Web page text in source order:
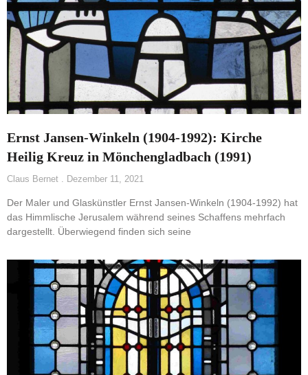
Ernst Jansen-Winkeln (1904-1992): Kirche
Heilig Kreuz in Mönchengladbach (1991)
Claus Bernet Dezember 11, 2021
Der Maler und Glaskünstler Ernst Jansen-Winkeln (1904-1992) hat
das Himmlische Jerusalem während seines Schaffens mehrfach
dargestellt. Überwiegend finden sich seine